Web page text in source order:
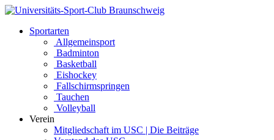
Sportarten
Allgemeinsport
Badminton
Basketball
Eishockey
Fallschirmspringen
Tauchen
Volleyball
Verein
Mitgliedschaft im USC | Die Beiträge